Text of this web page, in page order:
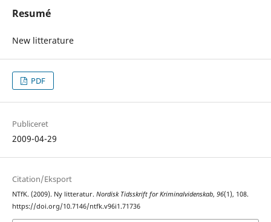
Resumé
New litterature
PDF
Publiceret
2009-04-29
Citation/Eksport
NTfK. (2009). Ny litteratur. Nordisk Tidsskrift for Kriminalvidenskab, 96(1), 108.
https://doi.org/10.7146/ntfk.v96i1.71736